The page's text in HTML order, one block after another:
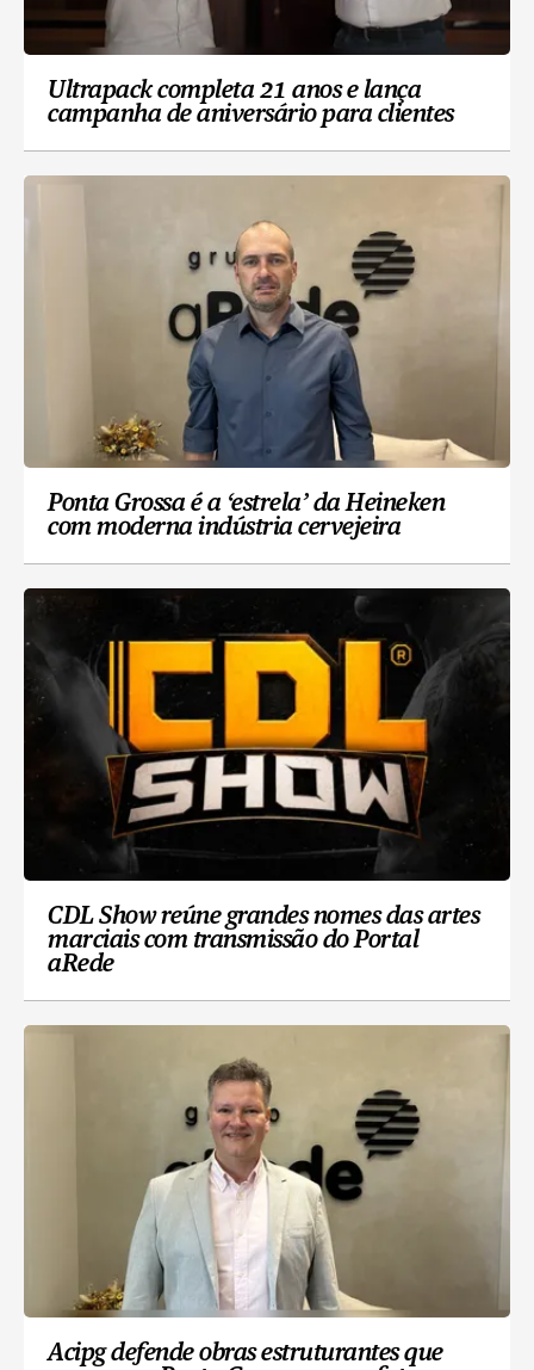
Ultrapack completa 21 anos e lança
campanha de aniversário para clientes
Ponta Grossa é a ‘estrela’ da Heineken
com moderna indústria cervejeira
CDL Show reúne grandes nomes das artes
marciais com transmissão do Portal
aRede
Acipg defende obras estruturantes que